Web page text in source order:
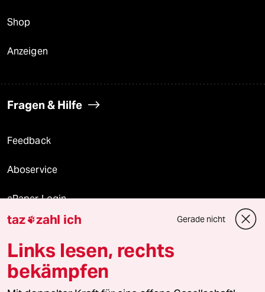
Shop
Anzeigen
Fragen & Hilfe
Feedback
Aboservice
ePaper Login
Downloads für Abonnierende
© 2026 taz Verlags und Vertriebs GmbH
taz zahl ich Gerade nicht
Links lesen, rechts
bekämpfen